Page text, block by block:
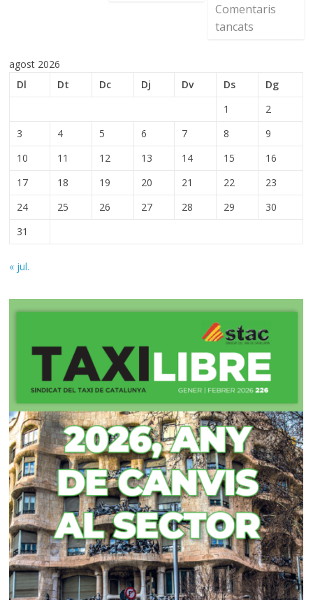
Comentaris
tancats
agost 2026
Dl
Dt Dc Dj Dv Ds
Dg
1
2
3
4 5 6 7 8
9
10
11 12 13 14 15
16
17
18 19 20 21 22
23
24
25 26 27 28 29
30
31
« jul.